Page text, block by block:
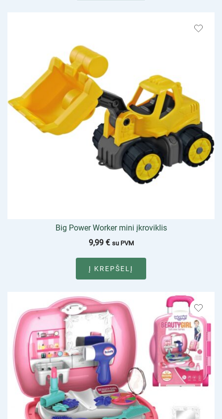
Big Power Worker mini įkroviklis
9,99 € su PVM
Į KREPŠELĮ